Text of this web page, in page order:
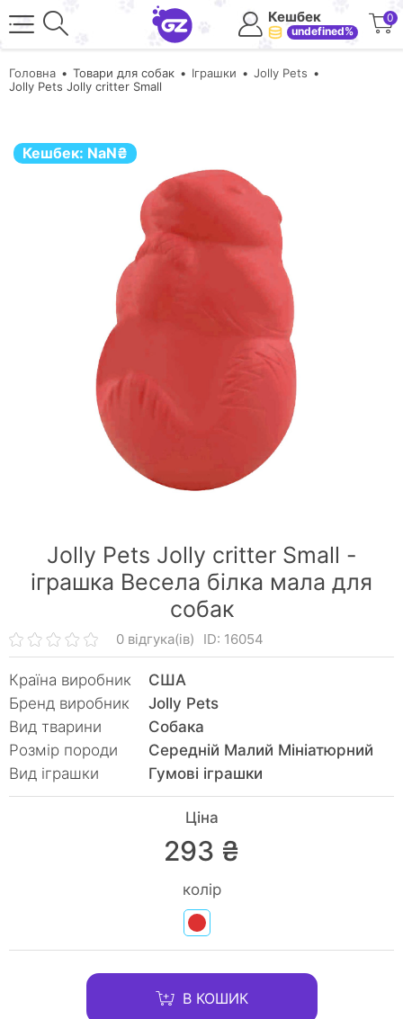
Кешбек
undefined%
0
Головна Товари для собак Іграшки
Jolly Pets
Jolly Pets Jolly critter Small
Кешбек: NaN₴
Jolly Pets Jolly critter Small -
іграшка Весела білка мала для
собак
0 відгука(ів) ID: 16054
Країна виробник
США
Бренд виробник
Jolly Pets
Вид тварини
Собака
Розмір породи
Середній Малий Мініатюрний
Вид іграшки
Гумові іграшки
Ціна
293 ₴
колір
В КОШИК